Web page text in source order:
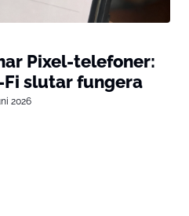
Pixel-telefoner:
Fi slutar fungera
2026